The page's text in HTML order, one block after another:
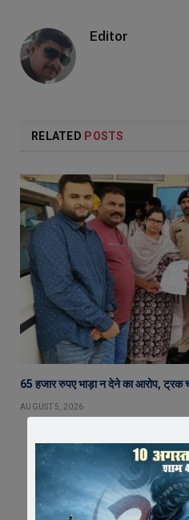
Editor
RELATED POSTS
65 हजार रुपए भाड़ा न देने का आरोप, ट्रक
AUGUST 5, 2026